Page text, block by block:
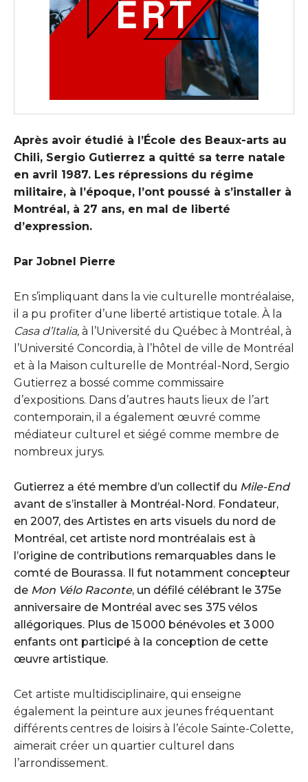
Après avoir étudié à l’École des Beaux-arts au
Chili, Sergio Gutierrez a quitté sa terre natale
en avril 1987. Les répressions du régime
militaire, à l’époque, l’ont poussé à s’installer à
Montréal, à 27 ans, en mal de liberté
d’expression.
Par Jobnel Pierre
En s’impliquant dans la vie culturelle montréalaise,
il a pu profiter d’une liberté artistique totale. À la
Casa d’Italia, à l’Université du Québec à Montréal, à
l’Université Concordia, à l’hôtel de ville de Montréal
et à la Maison culturelle de Montréal-Nord, Sergio
Gutierrez a bossé comme commissaire
d’expositions. Dans d’autres hauts lieux de l’art
contemporain, il a également œuvré comme
médiateur culturel et siégé comme membre de
nombreux jurys.
Gutierrez a été membre d’un collectif du Mile-End
avant de s’installer à Montréal-Nord. Fondateur,
en 2007, des Artistes en arts visuels du nord de
Montréal, cet artiste nord montréalais est à
l’origine de contributions remarquables dans le
comté de Bourassa. Il fut notamment concepteur
de Mon Vélo Raconte, un défilé célébrant le 375e
anniversaire de Montréal avec ses 375 vélos
allégoriques. Plus de 15 000 bénévoles et 3 000
enfants ont participé à la conception de cette
œuvre artistique.
Cet artiste multidisciplinaire, qui enseigne
également la peinture aux jeunes fréquentant
différents centres de loisirs à l’école Sainte-Colette,
aimerait créer un quartier culturel dans
l’arrondissement.